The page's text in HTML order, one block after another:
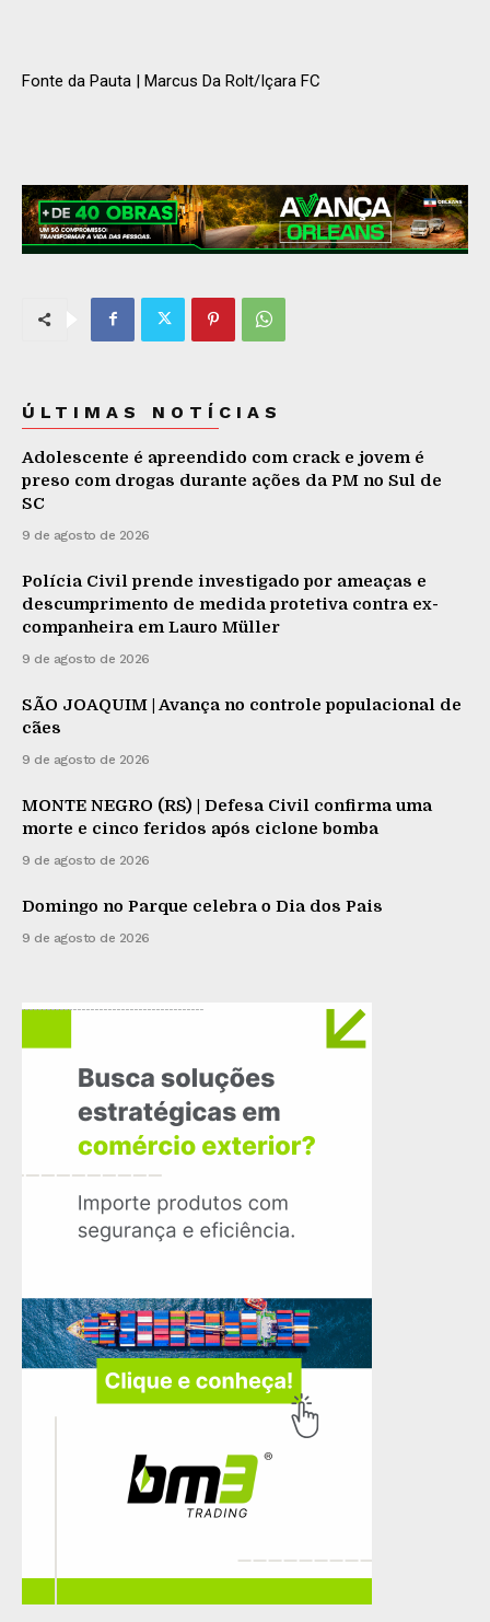
Fonte da Pauta | Marcus Da Rolt/Içara FC
ÚLTIMAS NOTÍCIAS
Adolescente é apreendido com crack e jovem é
preso com drogas durante ações da PM no Sul de
SC
9 de agosto de 2026
Polícia Civil prende investigado por ameaças e
descumprimento de medida protetiva contra ex-
companheira em Lauro Müller
9 de agosto de 2026
SÃO JOAQUIM | Avança no controle populacional de
cães
9 de agosto de 2026
MONTE NEGRO (RS) | Defesa Civil confirma uma
morte e cinco feridos após ciclone bomba
9 de agosto de 2026
Domingo no Parque celebra o Dia dos Pais
9 de agosto de 2026